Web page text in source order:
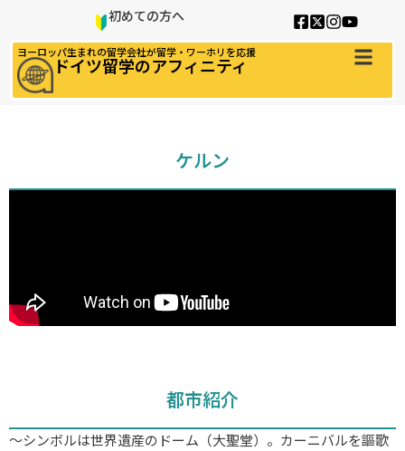
初めての方へ
ヨーロッパ生まれの留学会社が留学・ワーホリを応援
ドイツ留学のアフィニティ
ケルン
都市紹介
〜シンボルは世界遺産のドーム（大聖堂）。カーニバルを謳歌